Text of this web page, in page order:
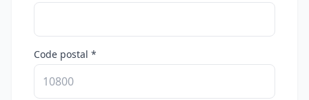
Code postal *